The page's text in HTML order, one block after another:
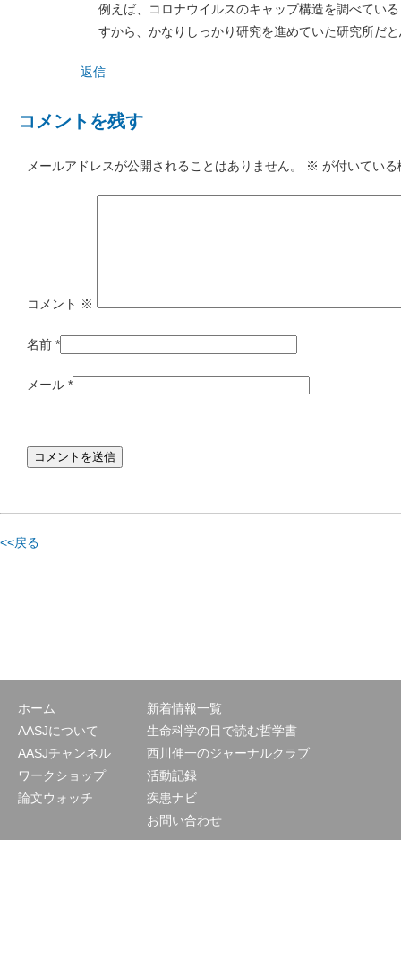
例えば、コロナウイルスのキャップ構造を調べてい
すから、かなりしっかり研究を進めていた研究所だ
返信
コメントを残す
メールアドレスが公開されることはありません。 ※ が付いてい
コメント ※
名前 *
メール *
<<戻る
ホーム
AASJについて
AASJチャンネル
ワークショップ
論文ウォッチ
新着情報一覧
生命科学の目で読む哲学書
西川伸一のジャーナルクラブ
活動記録
疾患ナビ
お問い合わせ